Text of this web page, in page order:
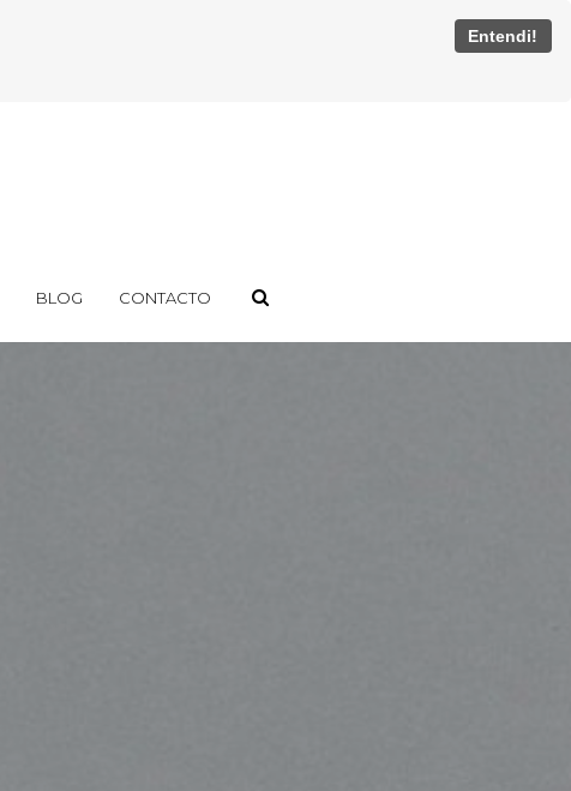
Entendi!
BLOG CONTACTO